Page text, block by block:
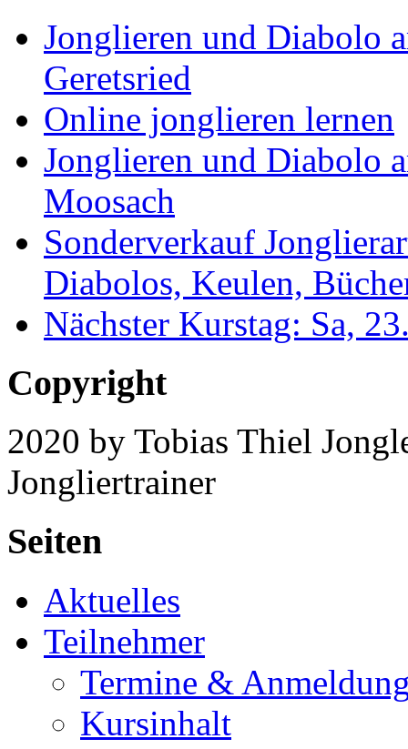
Jonglieren und Diabolo
Geretsried
Online jonglieren lernen
Jonglieren und Diabolo
Moosach
Sonderverkauf
Diabolos, Keulen,
Nächster Kurstag: Sa,
Copyright
2020 by Tobias Thiel
Jongliertrainer
Seiten
Aktuelles
Teilnehmer
Termine &
Kursinhalt